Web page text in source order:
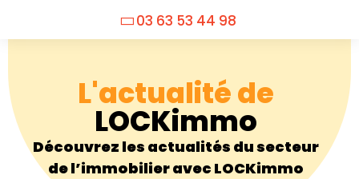
03 63 53 44 98
L'actualité de
LOCKimmo
Découvrez les actualités du secteur
de l’immobilier avec LOCKimmo